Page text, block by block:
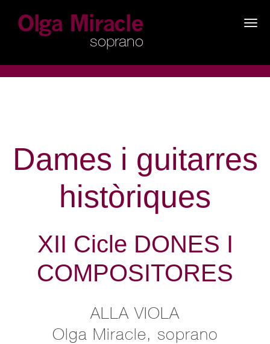
Dames i guitarres
històriques
XII Cicle DONES I
COMPOSITORES
ALLA VIOLA
Olga Miracle, soprano